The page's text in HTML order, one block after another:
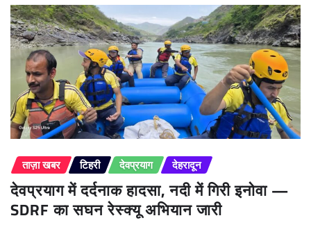
ताज़ा खबर टिहरी देवप्रयाग देहरादून
देवप्रयाग में दर्दनाक हादसा, नदी में गिरी इनोवा —
SDRF का सघन रेस्क्यू अभियान जारी